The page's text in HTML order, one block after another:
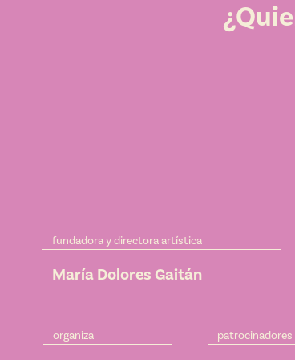
fundadora y directora artística
María Dolores Gaitán
organiza patrocinadores